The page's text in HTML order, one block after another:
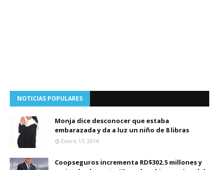
NOTICIAS POPULARES
Monja dice desconocer que estaba
embarazada y da a luz un niño de 8 libras
Enero 17, 2014
Coopseguros incrementa RD$302.5 millones y